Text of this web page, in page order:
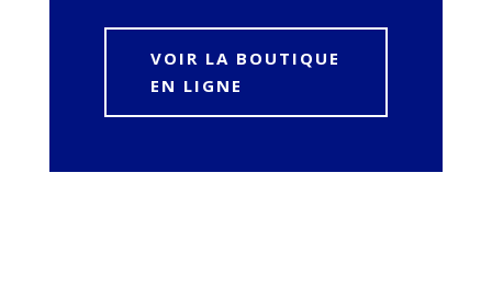
VOIR LA BOUTIQUE
EN LIGNE